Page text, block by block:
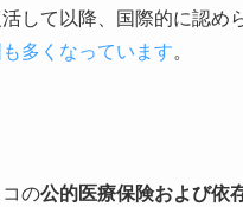
して以降、国際的に認め
多くなっています。
の公的医療保険および依